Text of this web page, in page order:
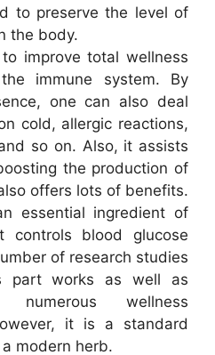
to preserve the level of
the body.
improve total wellness
immune system. By
one can also deal
cold, allergic reactions,
so on. Also, it assists
the production of
offers lots of benefits.
essential ingredient of
controls blood glucose
of research studies
part works as well as
wellness
it is a standard
modern herb.